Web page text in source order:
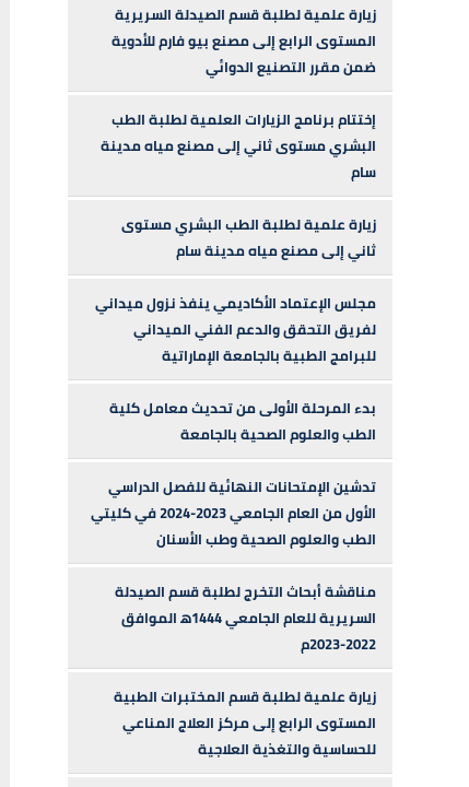
زيارة علمية لطلبة قسم الصيدلة السريرية
المستوى الرابع إلى مصنع بيو فارم للأدوية
ضمن مقرر التصنيع الدوائي
إختتام برنامج الزيارات العلمية لطلبة الطب
البشري مستوى ثاني إلى مصنع مياه مدينة
سام
زيارة علمية لطلبة الطب البشري مستوى
ثاني إلى مصنع مياه مدينة سام
مجلس الإعتماد الأكاديمي ينفذ نزول ميداني
لفريق التحقق والدعم الفني الميداني
للبرامج الطبية بالجامعة الإماراتية
بدء المرحلة الأولى من تحديث معامل كلية
الطب والعلوم الصحية بالجامعة
تدشين الإمتحانات النهائية للفصل الدراسي
الأول من العام الجامعي 2023-2024 في كليتي
الطب والعلوم الصحية وطب الأسنان
مناقشة أبحاث التخرج لطلبة قسم الصيدلة
السريرية للعام الجامعي 1444ه‍ الموافق
2022-2023م
زيارة علمية لطلبة قسم المختبرات الطبية
المستوى الرابع إلى مركز العلاج المناعي
للحساسية والتغذية العلاجية